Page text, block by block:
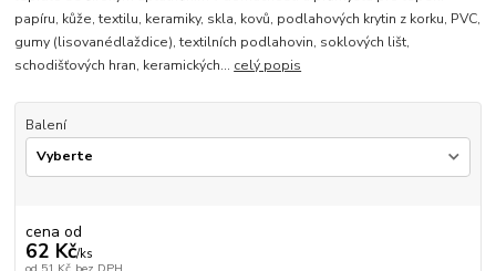
papíru, kůže, textilu, keramiky, skla, kovů, podlahových krytin z korku, PVC,
gumy (lisovanédlaždice), textilních podlahovin, soklových lišt,
schodišťových hran, keramických... celý popis
Balení
cena od
62 Kč/ks